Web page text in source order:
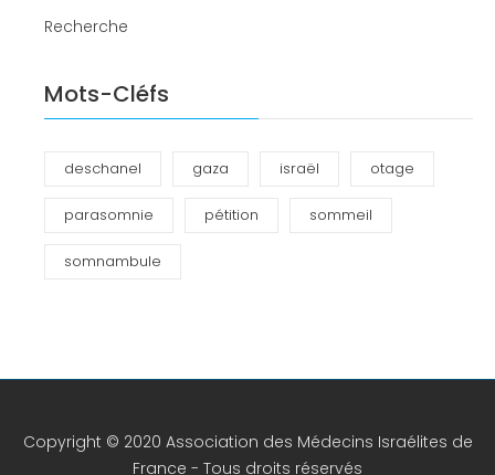
Recherche
Mots-Cléfs
deschanel gaza israël otage
parasomnie pétition sommeil
somnambule
Copyright © 2020 Association des Médecins Israélites de
France - Tous droits réservés